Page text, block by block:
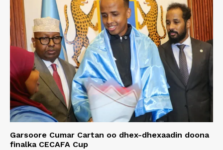
Garsoore Cumar Cartan oo dhex-dhexaadin doona
finalka CECAFA Cup